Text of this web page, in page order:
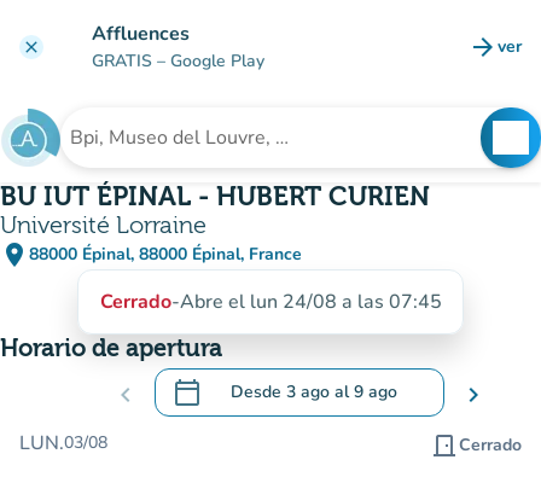
clear Affluences
GRATIS – Google Play arrow_forward ver
Buscar un establecimiento
BU IUT ÉPINAL - HUBERT CURIEN
Université Lorraine
place 88000 Épinal, 88000 Épinal, France
(abrir en Google Maps)
(nueva pestaña)
Cerrado-Abre el lun 24/08 a las 07:45
Horario de apertura
chevron_left calendar_today Desde 3 ago al9 ago
.Abra el calendario para cambiar las
chevron_right
LUN.03/08 door_front Cerrado